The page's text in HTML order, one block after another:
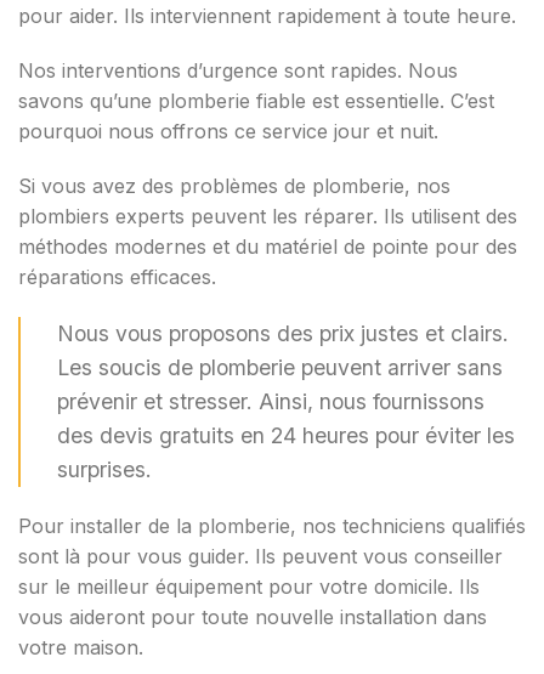
pour aider. Ils interviennent rapidement à toute heure.
Nos interventions d’urgence sont rapides. Nous
savons qu’une plomberie fiable est essentielle. C’est
pourquoi nous offrons ce service jour et nuit.
Si vous avez des problèmes de plomberie, nos
plombiers experts peuvent les réparer. Ils utilisent des
méthodes modernes et du matériel de pointe pour des
réparations efficaces.
Nous vous proposons des prix justes et clairs.
Les soucis de plomberie peuvent arriver sans
prévenir et stresser. Ainsi, nous fournissons
des devis gratuits en 24 heures pour éviter les
surprises.
Pour installer de la plomberie, nos techniciens qualifiés
sont là pour vous guider. Ils peuvent vous conseiller
sur le meilleur équipement pour votre domicile. Ils
vous aideront pour toute nouvelle installation dans
votre maison.